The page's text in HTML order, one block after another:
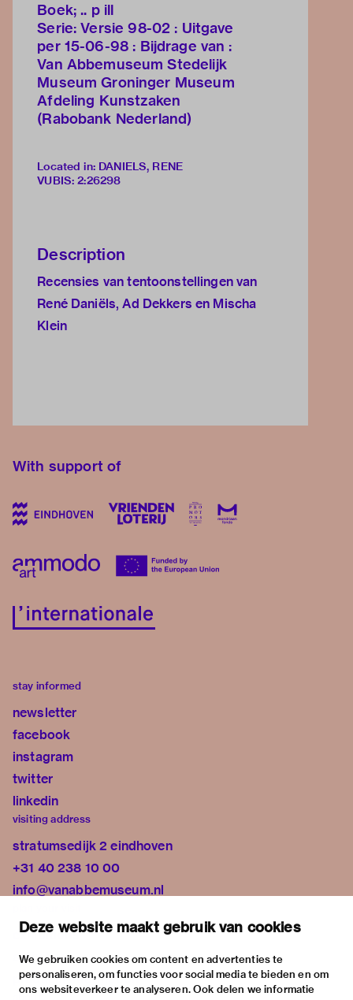
Deze website maakt gebruik van cookies
We gebruiken cookies om content en advertenties te
personaliseren, om functies voor social media te bieden en om
ons websiteverkeer te analyseren. Ook delen we informatie
Boek; .. p ill
Serie: Versie 98-02 : Uitgave
per 15-06-98 : Bijdrage van :
Van Abbemuseum Stedelijk
Museum Groninger Museum
Afdeling Kunstzaken
(Rabobank Nederland)
Located in: DANIELS, RENE
VUBIS: 2:26298
Description
Recensies van tentoonstellingen van
René Daniëls, Ad Dekkers en Mischa
Klein
With support of
stay informed
newsletter
facebook
instagram
twitter
linkedin
visiting address
stratumsedijk 2 eindhoven
+31 40 238 10 00
info@vanabbemuseum.nl
exhibitions
activities
practical information
about